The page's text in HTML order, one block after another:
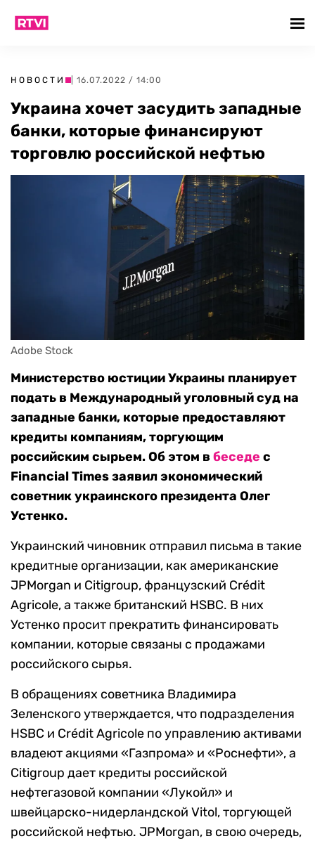
НОВОСТИ | 16.07.2022 / 14:00
Украина хочет засудить западные
банки, которые финансируют
торговлю российской нефтью
Adobe Stock
Министерство юстиции Украины планирует
подать в Международный уголовный суд на
западные банки, которые предоставляют
кредиты компаниям, торгующим
российским сырьем. Об этом в беседе с
Financial Times заявил экономический
советник украинского президента Олег
Устенко.
Украинский чиновник отправил письма в такие
кредитные организации, как американские
JPMorgan и Citigroup, французский Crédit
Agricole, а также британский HSBC. В них
Устенко просит прекратить финансировать
компании, которые связаны с продажами
российского сырья.
В обращениях советника Владимира
Зеленского утверждается, что подразделения
HSBC и Crédit Agricole по управлению активами
владеют акциями «Газпрома» и «Роснефти», а
Citigroup дает кредиты российской
нефтегазовой компании «Лукойл» и
швейцарско-нидерландской Vitol, торгующей
российской нефтью. JPMorgan, в свою очередь,